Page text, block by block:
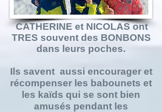
CATHERINE et NICOLAS ont
TRES souvent des BONBONS
dans leurs poches.
Ils savent aussi encourager et
récompenser les babounets et
les kaïds qui se sont bien
amusés pendant les